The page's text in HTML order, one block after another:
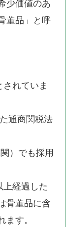
少価値のあ
董品」と呼
れていま
通商関税法
）でも採用
上経過した
骨董品に含
ます。